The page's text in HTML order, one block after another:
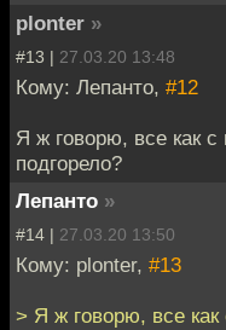
plonter »
#13 | 27.03.20 13:48
Кому: Лепанто, #12
Я ж говорю, все как
подгорело?
Лепанто »
#14 | 27.03.20 13:50
Кому: plonter, #13
> Я ж говорю, все как